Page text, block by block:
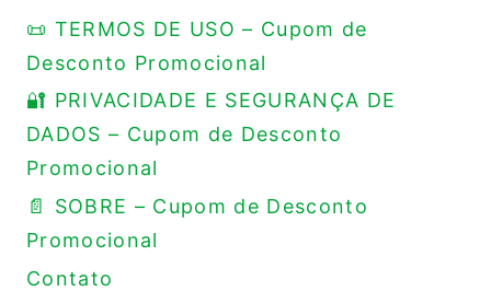
📜 TERMOS DE USO – Cupom de
Desconto Promocional
🔐 PRIVACIDADE E SEGURANÇA DE
DADOS – Cupom de Desconto
Promocional
📄 SOBRE – Cupom de Desconto
Promocional
Contato